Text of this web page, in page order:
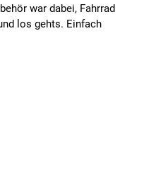
war dabei, Fahrrad
los gehts. Einfach